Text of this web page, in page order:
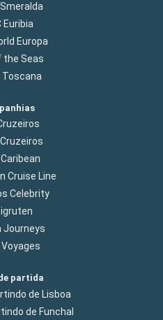
Euribia
Europa
the Seas
Cruise Line
Celebrity
Journeys
partida
de Lisboa
de Funchal